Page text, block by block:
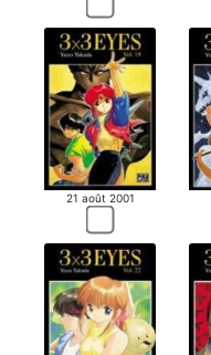
21 août 2001